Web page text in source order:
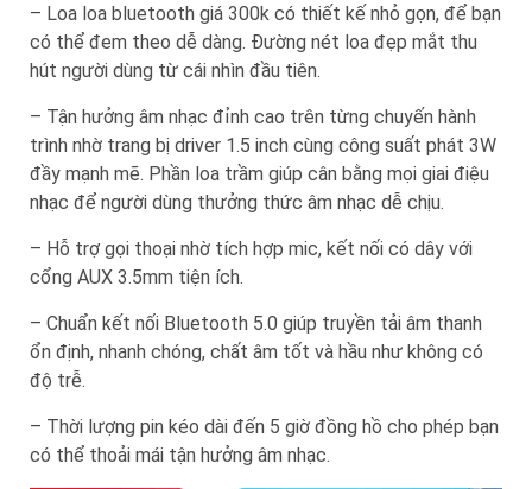
– Loa loa bluetooth giá 300k có thiết kế nhỏ gọn, để bạn
có thể đem theo dễ dàng. Đường nét loa đẹp mắt thu
hút người dùng từ cái nhìn đầu tiên.
– Tận hưởng âm nhạc đỉnh cao trên từng chuyến hành
trình nhờ trang bị driver 1.5 inch cùng công suất phát 3W
đầy mạnh mẽ. Phần loa trầm giúp cân bằng mọi giai điệu
nhạc để người dùng thưởng thức âm nhạc dễ chịu.
– Hỗ trợ gọi thoại nhờ tích hợp mic, kết nối có dây với
cổng AUX 3.5mm tiện ích.
– Chuẩn kết nối Bluetooth 5.0 giúp truyền tải âm thanh
ổn định, nhanh chóng, chất âm tốt và hầu như không có
độ trễ.
– Thời lượng pin kéo dài đến 5 giờ đồng hồ cho phép bạn
có thể thoải mái tận hưởng âm nhạc.